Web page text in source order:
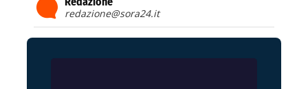
redazione@sora24.it